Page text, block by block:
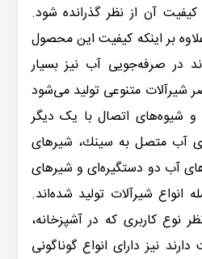
آن از نظر گذرانده شود.
بر اینکه کیفیت این محصول
در صرفه‌جویی آب نیز بسیار
شیرآلات متنوعی تولید می‌شود
شیوه‌های اتصال با یک دیگر
آب متصل به سینك، شیرهای
آب دو دستگیره‌ای و شیرهای
انواع شیرآلات تولید شده‌اند.
نوع کاربری که در آشپزخانه،
نیز دارای انواع گوناگونی